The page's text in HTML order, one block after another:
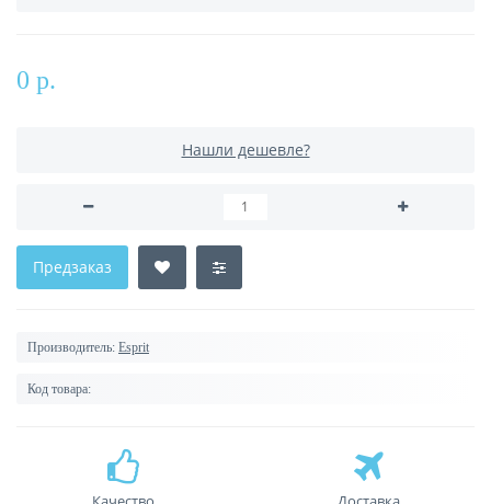
0 р.
Нашли дешевле?
Предзаказ
Производитель: Esprit
Код товара: